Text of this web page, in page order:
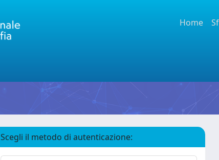
Home
Scegli il metodo di autenticazione: